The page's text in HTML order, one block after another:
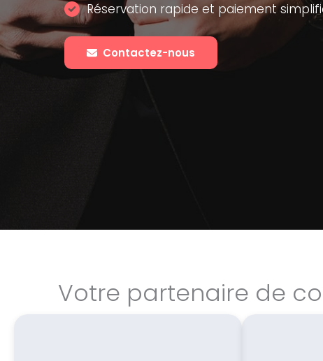
Réservation rapide et paiement
Contactez-nous
Votre partenaire de